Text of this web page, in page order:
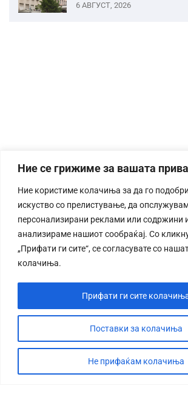
Ние се грижиме за вашата
Ние користиме колачиња за да го
искуство со прелистување, да
персонализирани реклами или содржини
анализираме нашиот сообраќај. Со
„Прифати ги сите“, се согласувате со
колачиња.
Поставки за колачиња
Не прифаќам колачиња
Прифати ги сите
6 АВГУСТ, 2026